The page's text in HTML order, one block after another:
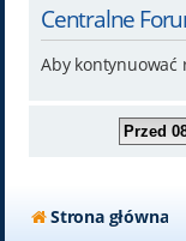
Centralne
Aby kontynuować
Strona główna